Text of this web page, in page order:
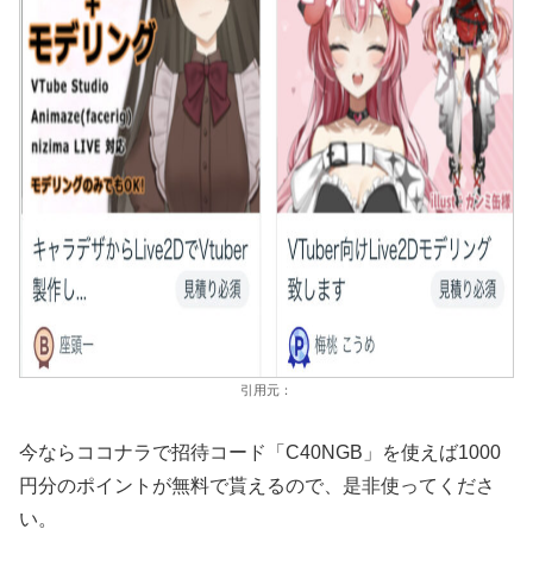
引用元：
今ならココナラで招待コード「C40NGB」を使えば1000
円分のポイントが無料で貰えるので、是非使ってくださ
い。